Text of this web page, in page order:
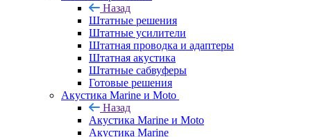
Назад
Штатные решения
Штатные усилители
Штатная проводка и адаптеры
Штатная акустика
Штатные сабвуферы
Готовые решения
Акустика Marine и Moto
Назад
Акустика Marine и Moto
Акустика Marine